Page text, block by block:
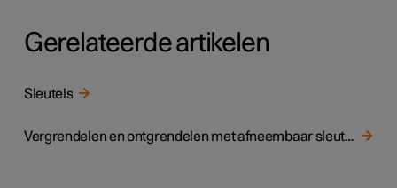
Gerelateerde artikelen
Sleutels
Vergrendelen en ontgrendelen met afneembaar sleutelblad